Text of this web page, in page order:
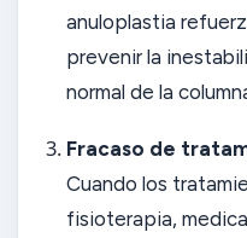
anuloplastia
prevenir la
normal de la
Fracaso de
Cuando los
fisioterapia,